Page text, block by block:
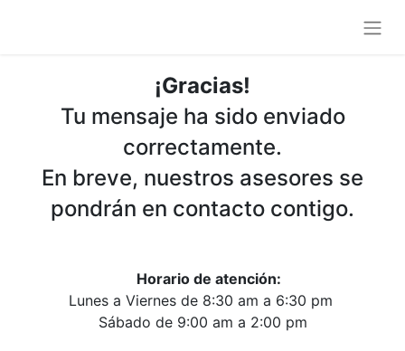
¡Gracias!
Tu mensaje ha sido enviado
correctamente.
En breve, nuestros asesores se
pondrán en contacto contigo.
Horario de atención:
Lunes a Viernes de 8:30 am a 6:30 pm
Sábado de 9:00 am a 2:00 pm